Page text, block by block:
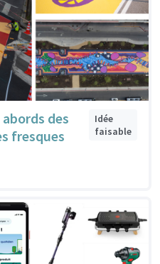
des
fresques
Idée
faisable